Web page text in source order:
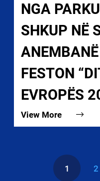
NGA
SHKUP NË
FESTON
EVROPËS
View More
1 2